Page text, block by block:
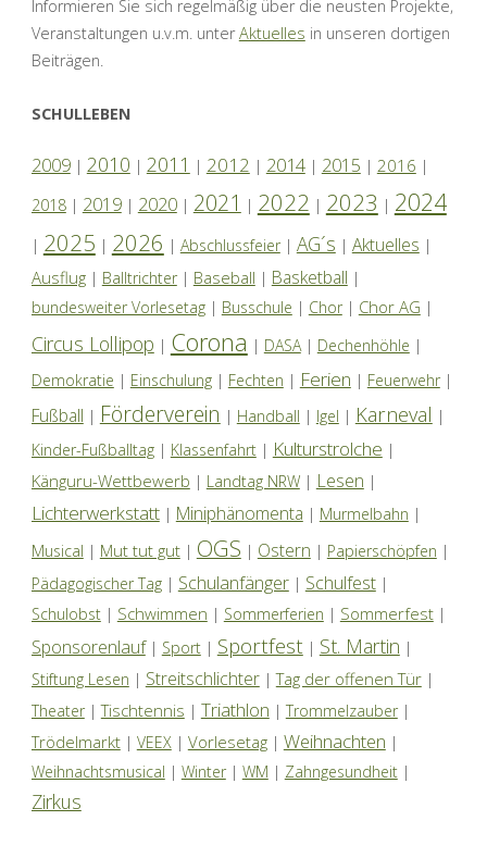
Informieren Sie sich regelmäßig über die neusten Projekte,
Veranstaltungen u.v.m. unterAktuelles in unseren dortigen
Beiträgen.
SCHULLEBEN
2009| 2010 | 2011 | 2012 | 2014| 2015 | 2016 |
2018| 2019| 2020| 2021 | 2022 | 2023 | 2024
| 2025 | 2026 | Abschlussfeier| AG´s | Aktuelles |
Ausflug| Balltrichter| Baseball | Basketball |
bundesweiter Vorlesetag| Busschule | Chor| Chor AG |
Circus Lollipop | Corona | DASA| Dechenhöhle |
Demokratie | Einschulung| Fechten | Ferien | Feuerwehr|
Fußball | Förderverein | Handball | Igel | Karneval |
Kinder-Fußballtag| Klassenfahrt| Kulturstrolche |
Känguru-Wettbewerb | Landtag NRW| Lesen |
Lichterwerkstatt| Miniphänomenta | Murmelbahn |
Musical | Mut tut gut| OGS | Ostern | Papierschöpfen |
Pädagogischer Tag| Schulanfänger| Schulfest|
Schulobst| Schwimmen | Sommerferien | Sommerfest|
Sponsorenlauf| Sport| Sportfest | St. Martin |
Stiftung Lesen | Streitschlichter|Tag der offenen Tür|
Theater|Tischtennis | Triathlon | Trommelzauber|
Trödelmarkt| VEEX | Vorlesetag| Weihnachten |
Weihnachtsmusical | Winter| WM | Zahngesundheit|
Zirkus